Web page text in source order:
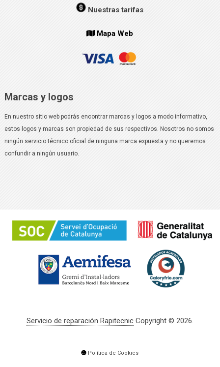
Nuestras tarifas
Mapa Web
Marcas y logos
En nuestro sitio web podrás encontrar marcas y logos a modo informativo,
estos logos y marcas son propiedad de sus respectivos. Nosotros no somos
ningún servicio técnico oficial de ninguna marca expuesta y no queremos
confundir a ningún usuario.
Servicio de reparación RapitecnicCopyright © 2026.
Política de Cookies